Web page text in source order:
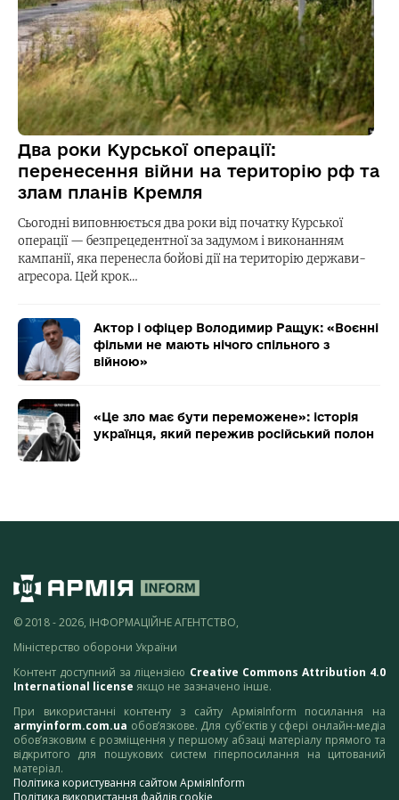
Два роки Курської операції:
перенесення війни на територію рф та
злам планів Кремля
Сьогодні виповнюється два роки від початку Курської
операції — безпрецедентної за задумом і виконанням
кампанії, яка перенесла бойові дії на територію держави-
агресора. Цей крок…
Актор і офіцер Володимир Ращук: «Воєнні
фільми не мають нічого спільного з
війною»
«Це зло має бути переможене»: історія
українця, який пережив російський полон
© 2018 - 2026, ІНФОРМАЦІЙНЕ АГЕНТСТВО,
Міністерство оборони України
Контент доступний за ліцензією Creative Commons Attribution 4.0
International license якщо не зазначено інше.
При використанні контенту з сайту АрміяInform посилання на
armyinform.com.ua обов’язкове. Для суб’єктів у сфері онлайн-медіа
обов’язковим є розміщення у першому абзаці матеріалу прямого та
відкритого для пошукових систем гіперпосилання на цитований
матеріал.
Політика користування сайтом АрміяInform